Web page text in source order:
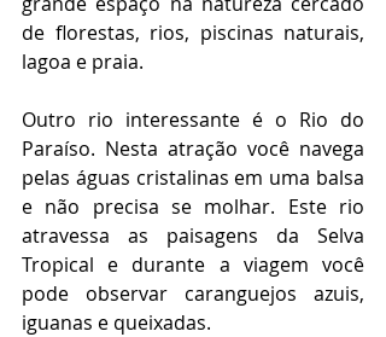
de florestas, rios, piscinas naturais,
lagoa e praia.
Outro rio interessante é o Rio do
Paraíso. Nesta atração você navega
pelas águas cristalinas em uma balsa
e não precisa se molhar. Este rio
atravessa as paisagens da Selva
Tropical e durante a viagem você
pode observar caranguejos azuis,
iguanas e queixadas.